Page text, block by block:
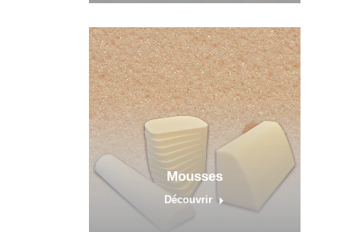
Mousses
Découvrir